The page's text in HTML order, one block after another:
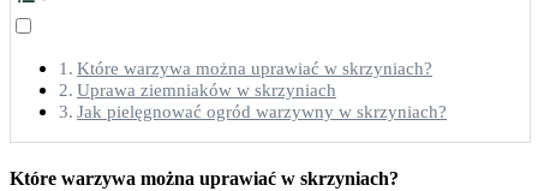
Które warzywa można uprawiać w skrzyniach?
Uprawa ziemniaków w skrzyniach
Jak pielęgnować ogród warzywny w skrzyniach?
Które warzywa można uprawiać w skrzyniach?